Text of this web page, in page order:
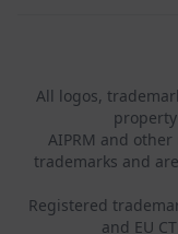
All logos,
AIPRM and
trademarks and
Registered
and EU